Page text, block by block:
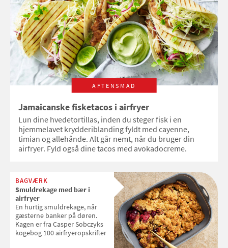
AFTENSMAD
Jamaicanske fisketacos i airfryer
Lun dine hvedetortillas, inden du steger fisk i en
hjemmelavet krydderiblanding fyldt med cayenne,
timian og allehånde. Alt går nemt, når du bruger din
airfryer. Fyld også dine tacos med avokadocreme.
BAGVÆRK
Smuldrekage med bær i
airfryer
En hurtig smuldrekage, når
gæsterne banker på døren.
Kagen er fra Casper Sobczyks
kogebog 100 airfryeropskrifter